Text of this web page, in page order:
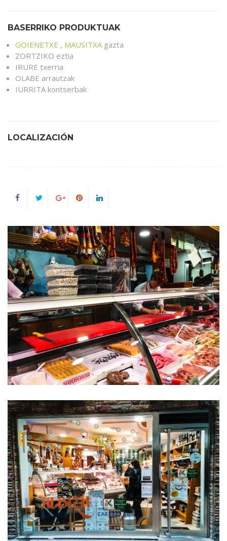
BASERRIKO PRODUKTUAK
GOIENETXE , MAUSITXAgazta
ZORTZIKO eztia
IRURE txerria
OLABE arrautzak
IURRITA kontserbak
LOCALIZACIÓN